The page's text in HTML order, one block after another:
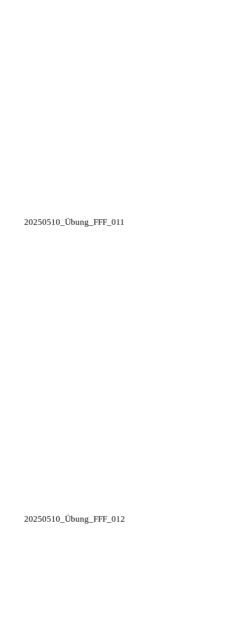
20250510_Übung_FFF_011
20250510_Übung_FFF_012